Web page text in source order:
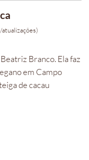
Branco. Ela faz
em Campo
de cacau